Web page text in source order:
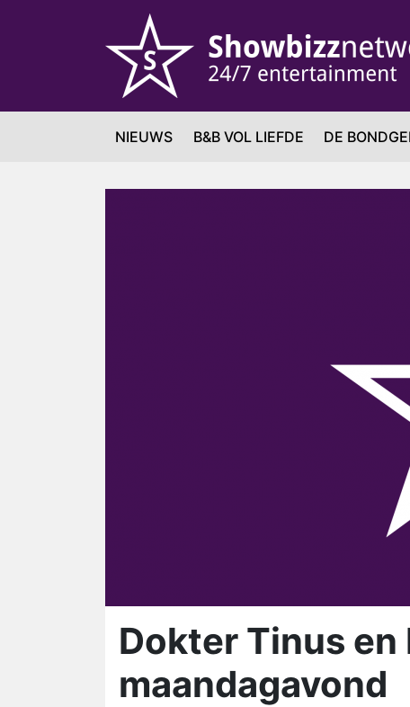
NIEUWS B&B VOL LIEFDE DE
Dokter Tinus
maandagavond